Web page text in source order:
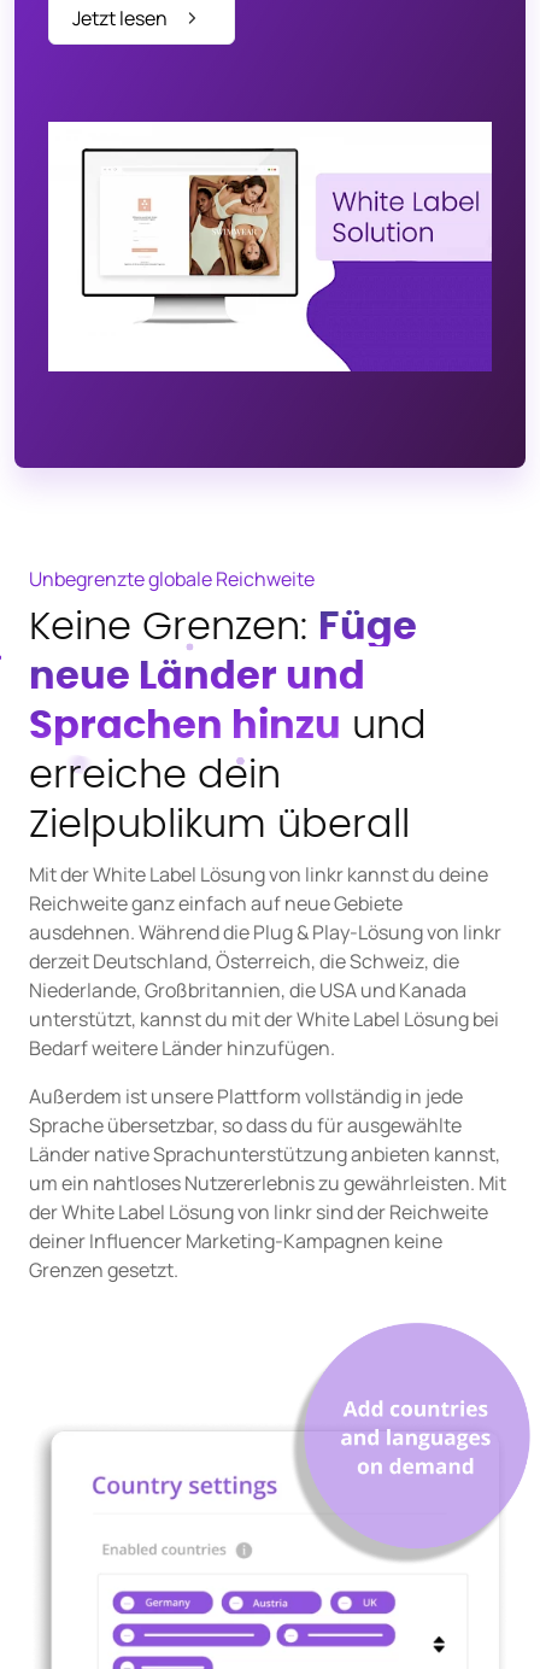
Jetzt lesen
Unbegrenzte globale Reichweite
Keine Grenzen: Füge
neue Länder und
Sprachen hinzu und
erreiche dein
Zielpublikum überall
Mit der White Label Lösung von linkr kannst du deine
Reichweite ganz einfach auf neue Gebiete
ausdehnen. Während die Plug & Play-Lösung von linkr
derzeit Deutschland, Österreich, die Schweiz, die
Niederlande, Großbritannien, die USA und Kanada
unterstützt, kannst du mit der White Label Lösung bei
Bedarf weitere Länder hinzufügen.
Außerdem ist unsere Plattform vollständig in jede
Sprache übersetzbar, so dass du für ausgewählte
Länder native Sprachunterstützung anbieten kannst,
um ein nahtloses Nutzererlebnis zu gewährleisten. Mit
der White Label Lösung von linkr sind der Reichweite
deiner Influencer Marketing-Kampagnen keine
Grenzen gesetzt.